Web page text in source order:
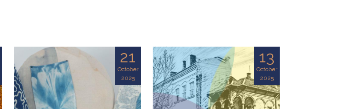
21
October
2025
13
October
2025